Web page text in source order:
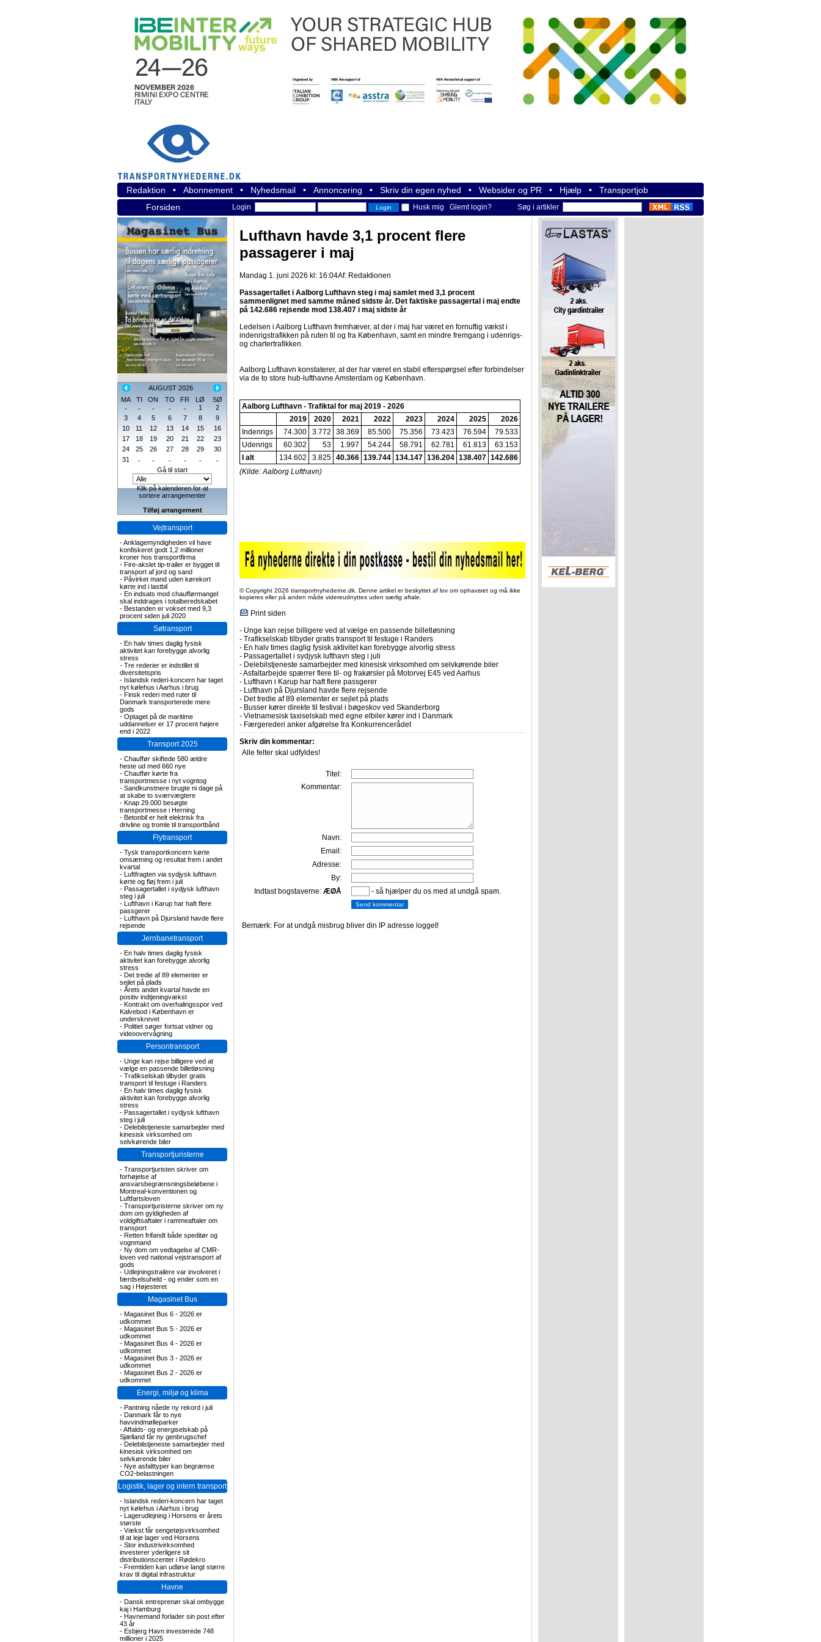
Redaktion • Abonnement • Nyhedsmail • Annoncering • Skriv din egen nyhed • Websider og PR • Hjælp • Transportjob
Forsiden
Login Husk mig Glemt login? Søg i artikler
AUGUST 2026
MA
TI ON TO FR LØ
SØ
-
- - - - 1
2
3
4 5 6 7 8
9
10
11 12 13 14 15
16
17
18 19 20 21 22
23
24
25 26 27 28 29
30
31
- - - - -
-
Gå til start
Klik på kalenderen for at
sortere arrangementer
Tilføj arrangement
Vejtransport
-Anklagemyndigheden vil have
konfiskeret godt 1,2 millioner
kroner hos transportfirma
- Fire-akslet tip-trailer er bygget til
transport af jord og sand
- Påvirket mand uden kørekort
kørte ind i lastbil
- En indsats mod chaufførmangel
skal inddrages i totalberedskabet
- Bestanden er vokset med 9,3
procent siden juli 2020
Søtransport
- En halv times daglig fysisk
aktivitet kan forebygge alvorlig
stress
- Tre rederier er indstillet til
diversitetspris
- Islandsk rederi-koncern har taget
nyt kølehus i Aarhus i brug
- Finsk rederi med ruter til
Danmark transporterede mere
gods
- Optaget på de maritime
uddannelser er 17 procent højere
end i 2022
Transport 2025
- Chauffør skiftede 580 ældre
heste ud med 660 nye
- Chauffør kørte fra
transportmesse i nyt vogntog
- Sandkunstnere brugte ni dage på
at skabe to sværvægtere
- Knap 29.000 besøgte
transportmesse i Herning
- Betonbil er helt elektrisk fra
drivline og tromle til transportbånd
Flytransport
- Tysk transportkoncern kørte
omsætning og resultat frem i andet
kvartal
- Luftfragten via sydjysk lufthavn
kørte og fløj frem i juli
- Passagertallet i sydjysk lufthavn
steg i juli
- Lufthavn i Karup har haft flere
passgerer
- Lufthavn på Djursland havde flere
rejsende
Jernbanetransport
- En halv times daglig fysisk
aktivitet kan forebygge alvorlig
stress
- Det tredie af 89 elementer er
sejlet på plads
- Årets andet kvartal havde en
positiv indtjeningvækst
- Kontrakt om overhalingsspor ved
Kalvebod i København er
underskrevet
- Politiet søger fortsat vidner og
videoovervågning
Persontransport
- Unge kan rejse billigere ved at
vælge en passende billetløsning
- Trafikselskab tilbyder gratis
transport til festuge i Randers
- En halv times daglig fysisk
aktivitet kan forebygge alvorlig
stress
- Passagertallet i sydjysk lufthavn
steg i juli
- Delebilstjeneste samarbejder med
kinesisk virksomhed om
selvkørende biler
Transportjuristerne
- Transportjuristen skriver om
forhøjelse af
ansvarsbegrænsningsbeløbene i
Montreal-konventionen og
Luftfartsloven
- Transportjuristerne skriver om ny
dom om gyldigheden af
voldgiftsaftaler i rammeaftaler om
transport
- Retten frifandt både speditør og
vognmand
- Ny dom om vedtagelse af CMR-
loven ved national vejstransport af
gods
- Udlejningstrailere var involveret i
færdselsuheld - og ender som en
sag i Højesteret
Magasinet Bus
- Magasinet Bus 6 - 2026 er
udkommet
- Magasinet Bus 5 - 2026 er
udkommet
- Magasinet Bus 4 - 2026 er
udkommet
- Magasinet Bus 3 - 2026 er
udkommet
- Magasinet Bus 2 - 2026 er
udkommet
Energi, miljø og klima
- Pantning nåede ny rekord i juli
- Danmark får to nye
havvindmølleparker
-Affalds- og energiselskab på
Sjælland får ny genbrugschef
- Delebilstjeneste samarbejder med
kinesisk virksomhed om
selvkørende biler
- Nye asfalttyper kan begrænse
CO2-belastningen
Logistik, lager og intern transport
- Islandsk rederi-koncern har taget
nyt kølehus i Aarhus i brug
- Lagerudlejning i Horsens er årets
største
- Vækst får sengetøjsvirksomhed
til at leje lager ved Horsens
- Stor industrivirksomhed
investerer yderligere sit
distributionscenter i Rødekro
- Fremtiden kan udløse langt større
krav til digital infrastruktur
Havne
- Dansk entreprenør skal ombygge
kaj i Hamburg
- Havnemand forlader sin post efter
43 år
- Esbjerg Havn investerede 748
millioner i 2025
Lufthavn havde 3,1 procent flere
passagerer i maj
Mandag 1. juni 2026 kl: 16:04Af: Redaktionen
Passagertallet i Aalborg Lufthavn steg i maj samlet med 3,1 procent
sammenlignet med samme måned sidste år. Det faktiske passagertal i maj endte
på 142.686 rejsende mod 138.407 i maj sidste år
Ledelsen i Aalborg Lufthavn fremhæver, at der i maj har været en fornuftig vækst i
indenrigstrafikken på ruten til og fra København, samt en mindre fremgang i udenrigs-
og chartertrafikken.
Aalborg Lufthavn konstaterer, at der har været en stabil efterspørgsel efter forbindelser
via de to store hub-lufthavne Amsterdam og København.
Aalborg Lufthavn - Trafiktal for maj 2019 - 2026
2019
2020 2021 2022 2023 2024 2025
2026
Indenrigs
74.300 3.772 38.369 85.500 75.356 73.423 76.594
79.533
Udenrigs
60.302 53 1.997 54.244 58.791 62.781 61.813
63.153
I alt
134.602 3.825 40.366 139.744 134.147 136.204 138.407 142.686
(Kilde: Aalborg Lufthavn)
© Copyright 2026 transportnyhederne.dk. Denne artikel er beskyttet af lov om ophavsret og må ikke
kopieres eller på anden måde videreudnyttes uden særlig aftale.
Print siden
- Unge kan rejse billigere ved at vælge en passende billetløsning
- Trafikselskab tilbyder gratis transport til festuge i Randers
- En halv times daglig fysisk aktivitet kan forebygge alvorlig stress
- Passagertallet i sydjysk lufthavn steg i juli
- Delebilstjeneste samarbejder med kinesisk virksomhed om selvkørende biler
-Asfaltarbejde spærrer flere til- og frakørsler på Motorvej E45 ved Aarhus
- Lufthavn i Karup har haft flere passgerer
- Lufthavn på Djursland havde flere rejsende
- Det tredie af 89 elementer er sejlet på plads
- Busser kører direkte til festival i bøgeskov ved Skanderborg
- Vietnamesisk taxiselskab med egne elbiler kører ind i Danmark
- Færgerederi anker afgørelse fra Konkurrencerådet
Skriv din kommentar:
Alle felter skal udfyldes!
Titel:
Kommentar:
Navn:
Email:
Adresse:
By:
Indtast bogstaverne: ÆØÅ - så hjælper du os med at undgå spam.
Bemærk: For at undgå misbrug bliver din IP adresse logget!